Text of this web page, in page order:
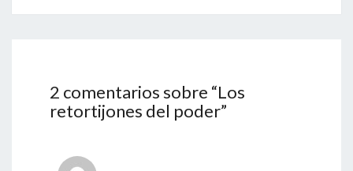
2 comentarios sobre “Los
retortijones del poder”